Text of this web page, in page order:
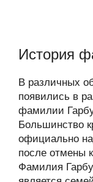
История
В различных
появились в
фамилии
Большинство
официально
после отмены
Фамилия